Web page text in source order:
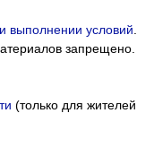
выполнении условий
запрещено.
(только для жителей